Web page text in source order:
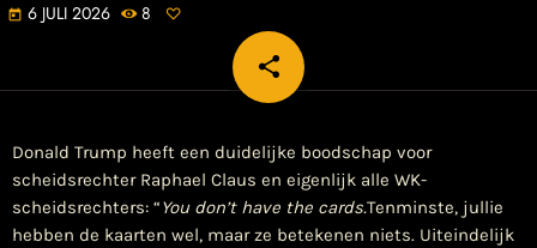
today 6 JULI 2026 8
share
email
​Donald Trump heeft een duidelijke boodschap voor
scheidsrechter Raphael Claus en eigenlijk alle WK-
scheidsrechters: “You don’t have the cards.Tenminste, jullie
hebben de kaarten wel, maar ze betekenen niets. Uiteindelijk